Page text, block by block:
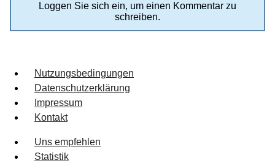
Loggen Sie sich ein, um einen Kommentar zu
schreiben.
Nutzungsbedingungen
Datenschutzerklärung
Impressum
Kontakt
Uns empfehlen
Statistik